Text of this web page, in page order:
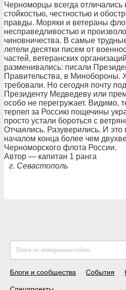
Черноморцы всегда отличались
стойкостью, честностью и
правды. Моряки и ветераны
несправедливостью и
чиновничества. В самые
летели десятки писем от
частей, ветеранских
разменивались: писали
Правительства, в Минобороны.
требовали. Но сегодня почту
Президенту Медведеву или
особо не перегружает. Видимо,
терпел за Россию пощечины
просто устали бороться с
Отчаялись. Разуверились. И
началом конца более чем
Черноморского флота России.
Автор — капитан 1 ранга
г. Севастополь
Блоги и сообщества События